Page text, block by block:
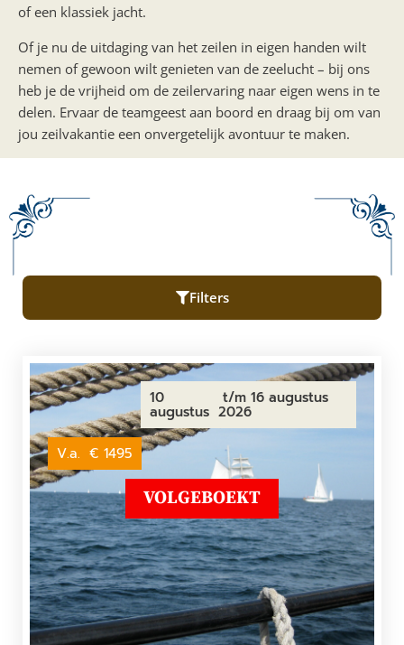
of een klassiek jacht.
Of je nu de uitdaging van het zeilen in eigen handen wilt
nemen of gewoon wilt genieten van de zeelucht – bij ons
heb je de vrijheid om de zeilervaring naar eigen wens in te
delen. Ervaar de teamgeest aan boord en draag bij om van
jou zeilvakantie een onvergetelijk avontuur te maken.
Filters
10
augustus
t/m 16 augustus
2026
V.a. € 1495
VOLGEBOEKT